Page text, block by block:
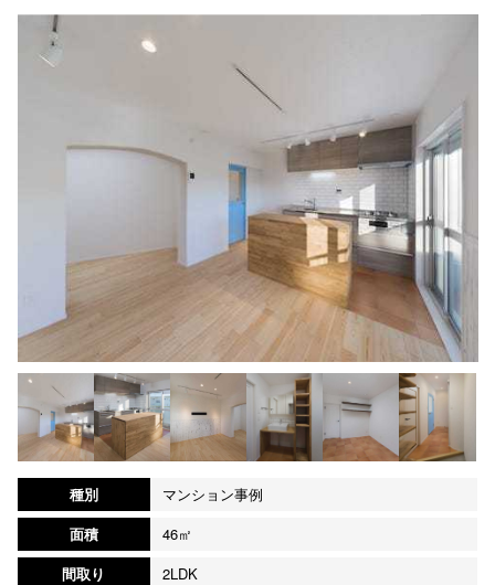
種別
マンション事例
面積
46㎡
間取り
2LDK